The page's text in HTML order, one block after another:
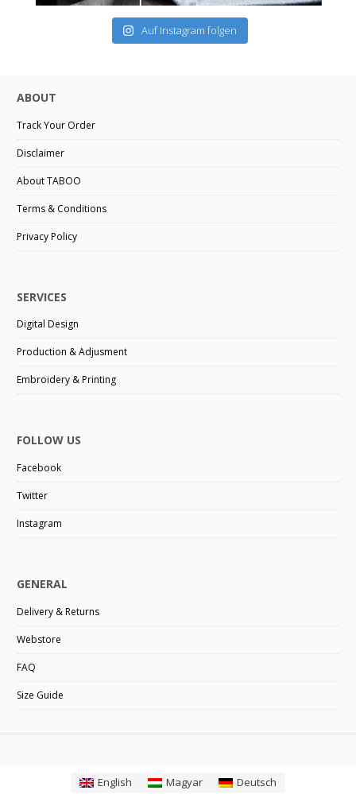
Auf Instagram folgen
ABOUT
Track Your Order
Disclaimer
About TABOO
Terms & Conditions
Privacy Policy
SERVICES
Digital Design
Production & Adjusment
Embroidery & Printing
FOLLOW US
Facebook
Twitter
Instagram
GENERAL
Delivery & Returns
Webstore
FAQ
Size Guide
English Magyar Deutsch